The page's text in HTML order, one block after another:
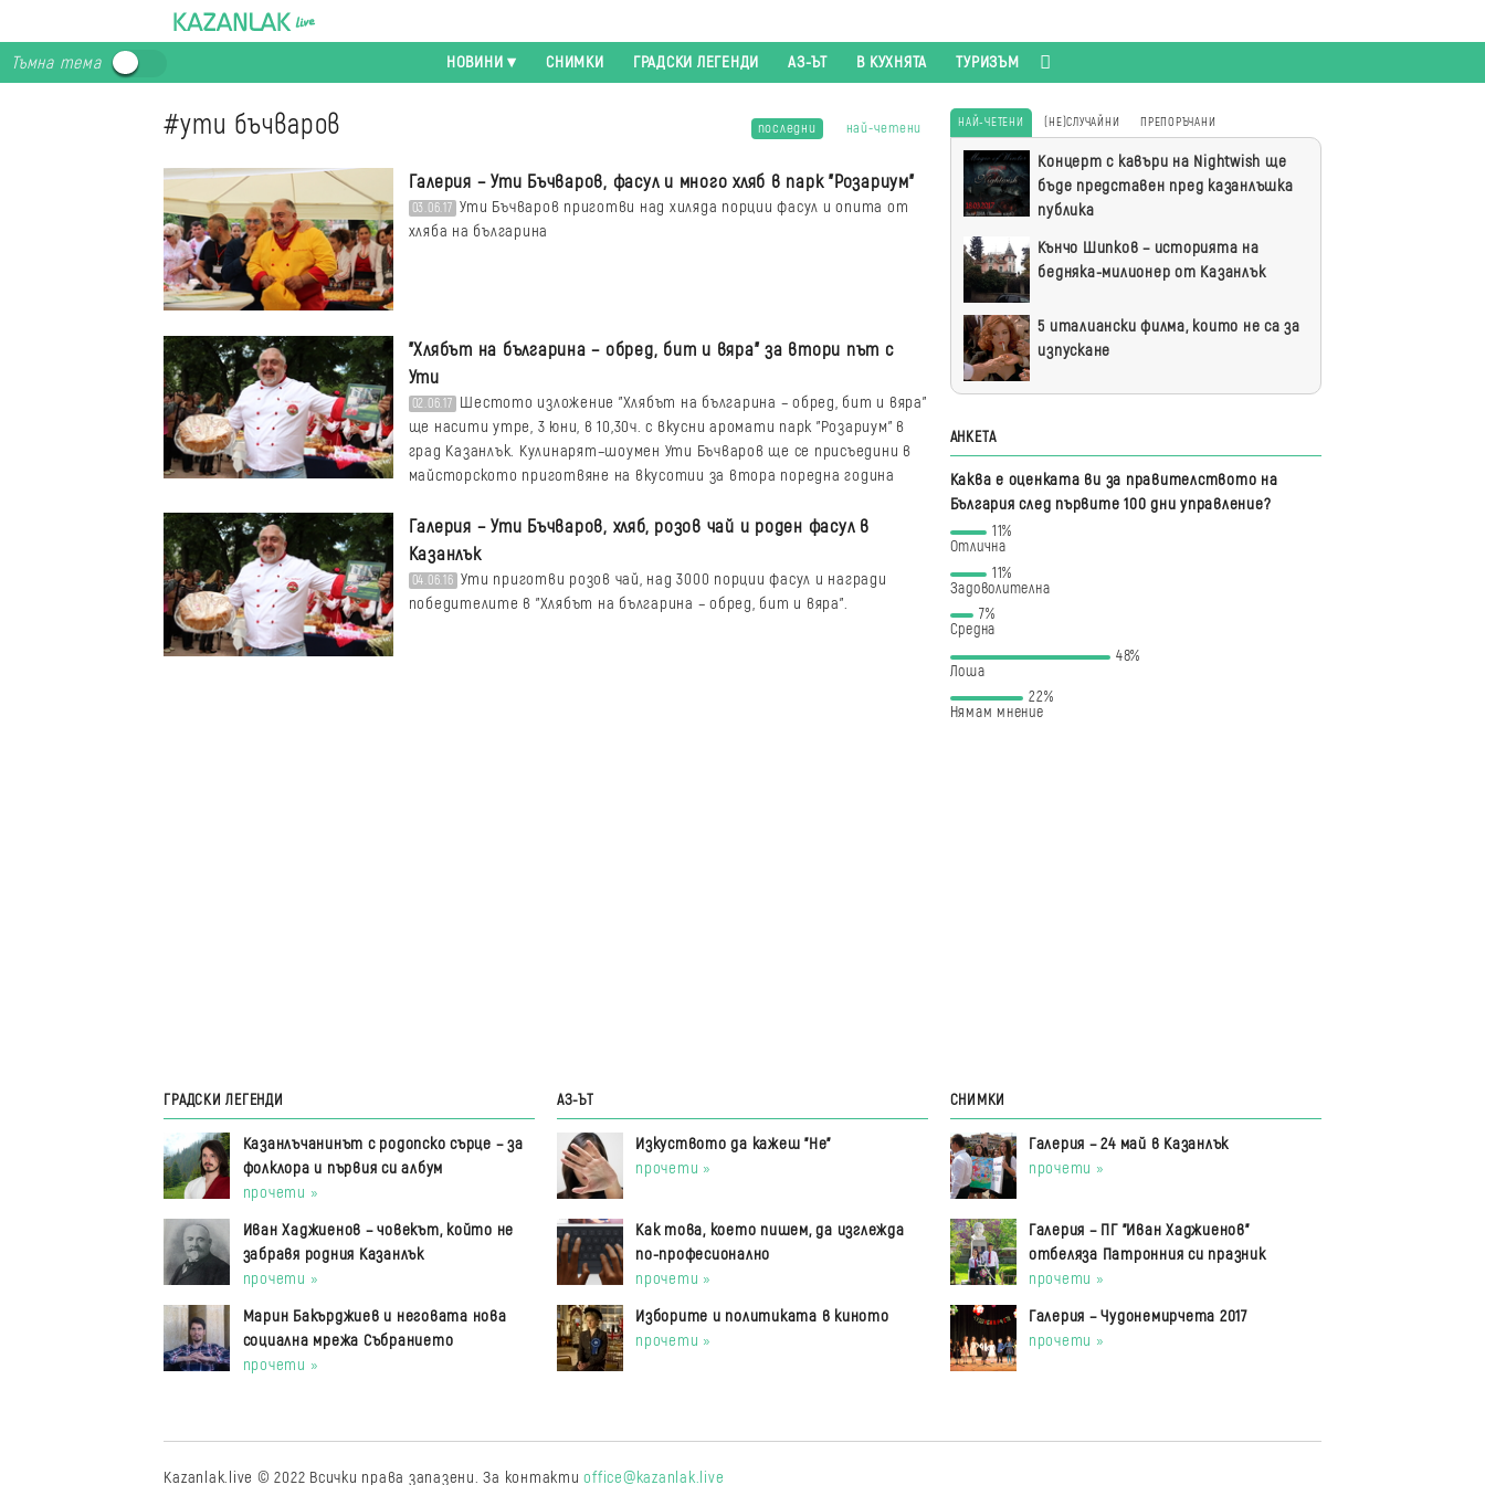
НОВИНИ СНИМКИ ГРАДСКИ ЛЕГЕНДИ АЗ-ЪТ В КУХНЯТА ТУРИЗЪМ
Тъмна тема
#ути бъчваров последни най-четени
Галерия – Ути Бъчваров, фасул и много хляб в парк "Розариум"
03.06.17 Ути Бъчваров приготви над хиляда порции фасул и опита от
хляба на българина
"Хлябът на българина – обред, бит и вяра" за втори път с
Ути
02.06.17 Шестото изложение "Хлябът на българина – обред, бит и вяра"
ще насити утре, 3 юни, в 10,30ч. с вкусни аромати парк "Розариум" в
град Казанлък. Кулинарят–шоумен Ути Бъчваров ще се присъедини в
майсторското приготвяне на вкусотии за втора поредна година
Галерия – Ути Бъчваров, хляб, розов чай и роден фасул в
Казанлък
04.06.16 Ути приготви розов чай, над 3000 порции фасул и награди
победителите в "Хлябът на българина – обред, бит и вяра".
НАЙ-ЧЕТЕНИ (НЕ)СЛУЧАЙНИ ПРЕПОРЪЧАНИ
Най-
четени
Концерт с кавъри на Nightwish ще
бъде представен пред казанлъшка
публика
Кънчо Шипков – историята на
бедняка-милионер от Казанлък
5 италиански филма, които не са за
изпускане
АНКЕТА
Каква е оценката ви за правителството на
България след първите 100 дни управление?
11%
Отлична
11%
Задоволителна
7%
Средна
48%
Лоша
22%
Нямам мнение
ГРАДСКИ ЛЕГЕНДИ
Казанлъчанинът с родопско сърце – за
фолклора и първия си албум
прочети »
Иван Хаджиенов – човекът, който не
забравя родния Казанлък
прочети »
Марин Бакърджиев и неговата нова
социална мрежа Събранието
прочети »
АЗ-ЪТ
Изкуството да кажеш "Не"
прочети »
Как това, което пишем, да изглежда
по-професионално
прочети »
Изборите и политиката в киното
прочети »
СНИМКИ
Галерия – 24 май в Казанлък
прочети »
Галерия – ПГ "Иван Хаджиенов"
отбеляза Патронния си празник
прочети »
Галерия – Чудонемирчета 2017
прочети »
Kazanlak.live © 2022 Всички права запазени. За контактиoffice@kazanlak.live